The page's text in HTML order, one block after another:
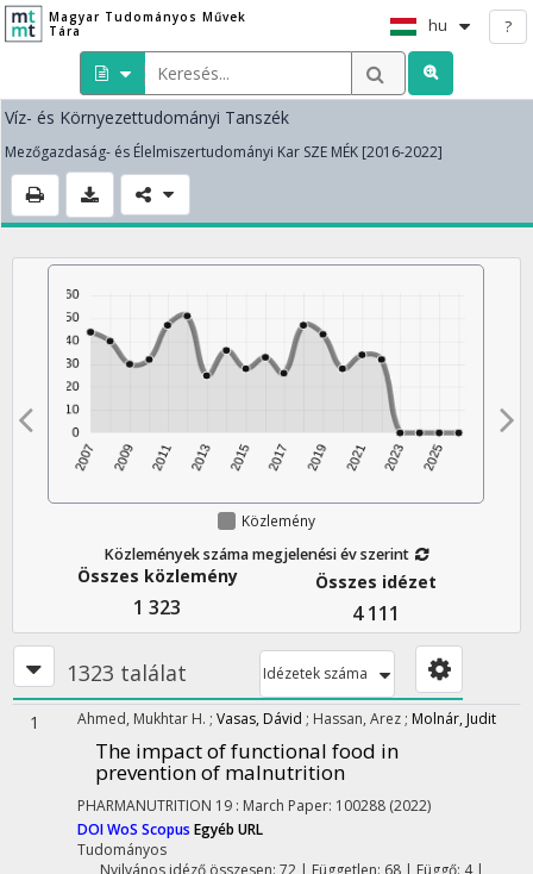
Magyar Tudományos Művek
Tára
hu ?
Víz- és Környezettudományi Tanszék
Mezőgazdaság- és Élelmiszertudományi Kar SZE MÉK [2016-2022]
Közlemény
Közlemények száma megjelenési év szerint
Összes közlemény
1 323
Összes idézet
4 111
1323 találat Idézetek száma
1 Ahmed, Mukhtar H. ; Vasas, Dávid ; Hassan, Arez ; Molnár, Judit
The impact of functional food in
prevention of malnutrition
PHARMANUTRITION 19 : March Paper: 100288 (2022)
DOIWoS Scopus Egyéb URL
Tudományos
Nyilvános idéző összesen: 72| Független: 68 | Függő: 4 |